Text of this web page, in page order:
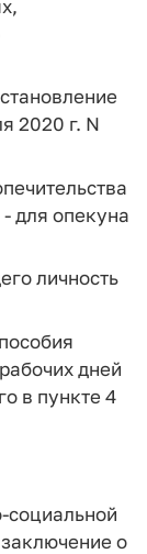
2020 г. N
для опекуна
личность
дней
в пункте 4
о